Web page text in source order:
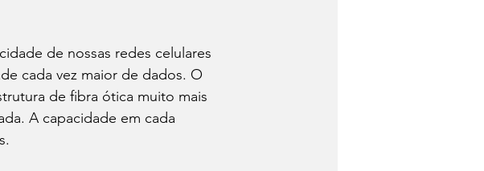
de nossas redes celulares
cada vez maior de dados. O
de fibra ótica muito mais
A capacidade em cada